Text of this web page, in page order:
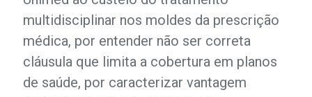
multidisciplinar nos moldes da prescrição
médica, por entender não ser correta
cláusula que limita a cobertura em planos
de saúde, por caracterizar vantagem